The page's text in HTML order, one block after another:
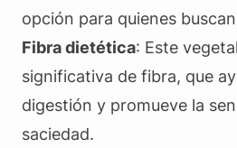
opción para quienes
Fibra dietética: Este
significativa de fibra, que
digestión y promueve la
saciedad.